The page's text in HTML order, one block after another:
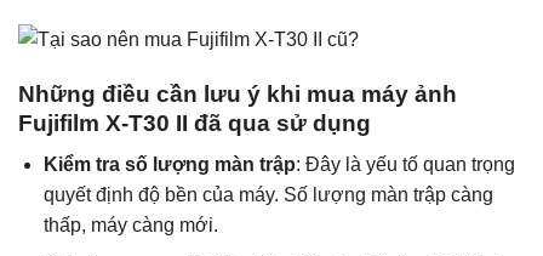
Những điều cần lưu ý khi mua máy ảnh
Fujifilm X-T30 II đã qua sử dụng
Kiểm tra số lượng màn trập: Đây là yếu tố quan trọng
quyết định độ bền của máy. Số lượng màn trập càng
thấp, máy càng mới.